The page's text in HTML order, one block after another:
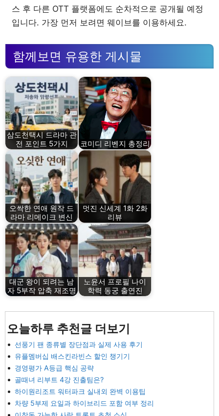
스 후 다른 OTT 플랫폼에도 순차적으로 공개될 예정
입니다. 가장 먼저 보려면 웨이브를 이용하세요.
함께보면 유용한 게시물
삼도천택시 드라마 관
전 포인트 5가지
코미디 리벤지 총정리
오싹한 연애 원작 드
라마 리메이크 변신
멋진 신세계 1화 2화
리뷰
대군 왕이 되려는 남
자 5부작 압축 재조명
노윤서 프로필 나이
학력 동궁 출연진
오늘하루 추천글 더보기
선풍기 팬 종류별 장단점과 실제 사용 후기
유플멤버십 배스킨라빈스 할인 챙기기
경영평가 A등급 핵심 공략
골때녀 리부트 4강 진출팀은?
하이원리조트 워터파크 실내외 완벽 이용팁
차량 5부제 요일과 하이브리드 포함 여부 정리